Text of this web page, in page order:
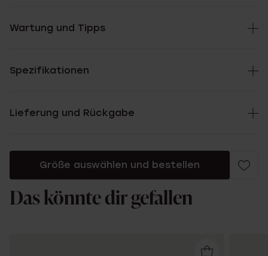
Wartung und Tipps
Spezifikationen
Lieferung und Rückgabe
Größe auswählen und bestellen
Das könnte dir gefallen